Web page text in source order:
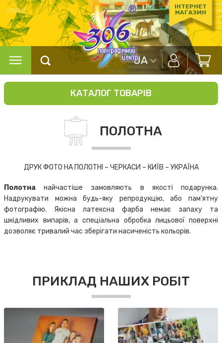
ІНТЕРНЕТ
МАГАЗИН
UA
КАТАЛОГ ТОВАРІВ
ПОЛОТНА
ДРУК ФОТО НА ПОЛОТНІ – ЧЕРКАСИ – КИЇВ – УКРАЇНА
Полотна найчастіше замовляють в якості подарунка.
Надрукувати можна будь-яку репродукцію, або пам’ятну
фотографію. Якісна латексна фарба немає запаху та
шкідливих випарів, а спеціальна обробка лицьової поверхні
дозволяє тривалий час зберігати насиченість кольорів.
ПРИКЛАД НАШИХ РОБІТ